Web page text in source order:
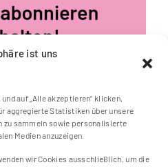
ist uns
auf „Alle akzeptieren“ klicken,
aggregierte Statistiken über unsere
zu sammeln sowie personalisierte
Medien anzuzeigen.
wir Cookies ausschließlich, um die